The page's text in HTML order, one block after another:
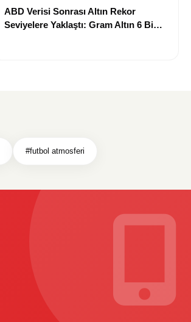
ABD Verisi Sonrası Altın Rekor
Seviyelere Yaklaştı: Gram Altın 6 Bin
#futbol atmosferi